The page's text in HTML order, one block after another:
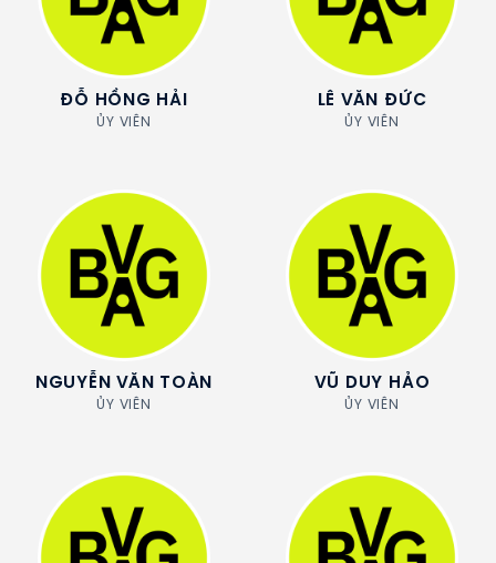
ĐỖ HỒNG HẢI
ỦY VIÊN
LÊ VĂN ĐỨC
ỦY VIÊN
NGUYỄN VĂN TOÀN
ỦY VIÊN
VŨ DUY HẢO
ỦY VIÊN